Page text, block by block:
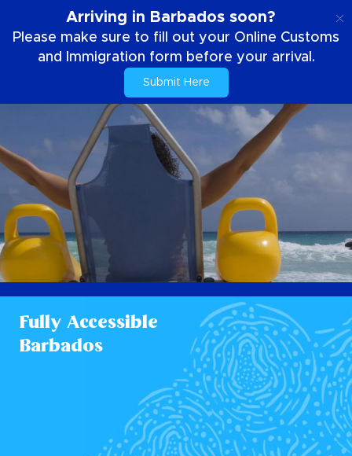
Arriving in Barbados soon?
Please make sure to fill out your Online Customs
and Immigration form before your arrival.
Submit Here
Fully Accessible
Barbados